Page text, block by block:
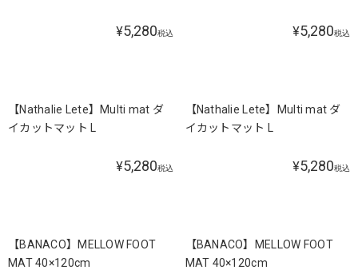
¥5,280税込 ¥5,280税込
【Nathalie Lete】Multi mat ダ
イカットマット L
¥5,280税込
【Nathalie Lete】Multi mat ダ
イカットマット L
¥5,280税込
【BANACO】MELLOW FOOT
MAT 40×120cm
【BANACO】MELLOW FOOT
MAT 40×120cm